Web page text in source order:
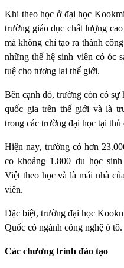
Khi theo học ở đại học
trường giáo dục chất lượng
mà không chỉ tạo ra thành
những thế hệ sinh viên có óc
tuệ cho tương lai thế giới.
Bên cạnh đó, trường còn có
quốc gia trên thế giới và là
trong các trường đại học tại thủ
Hiện nay, trường có hơn
co khoảng 1.800 du học
Việt theo học và là mái nhà
viên.
Đặc biệt, trường đại học
Quốc có ngành công nghệ ô tô.
Các chương trình đào tạo